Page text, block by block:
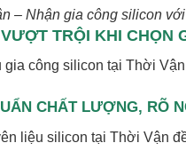
– Nhận gia công silicon
TRỘI KHI CHỌN
gia công silicon tại Thời
CHẤT LƯỢNG, RÕ
liệu silicon tại Thời Vận